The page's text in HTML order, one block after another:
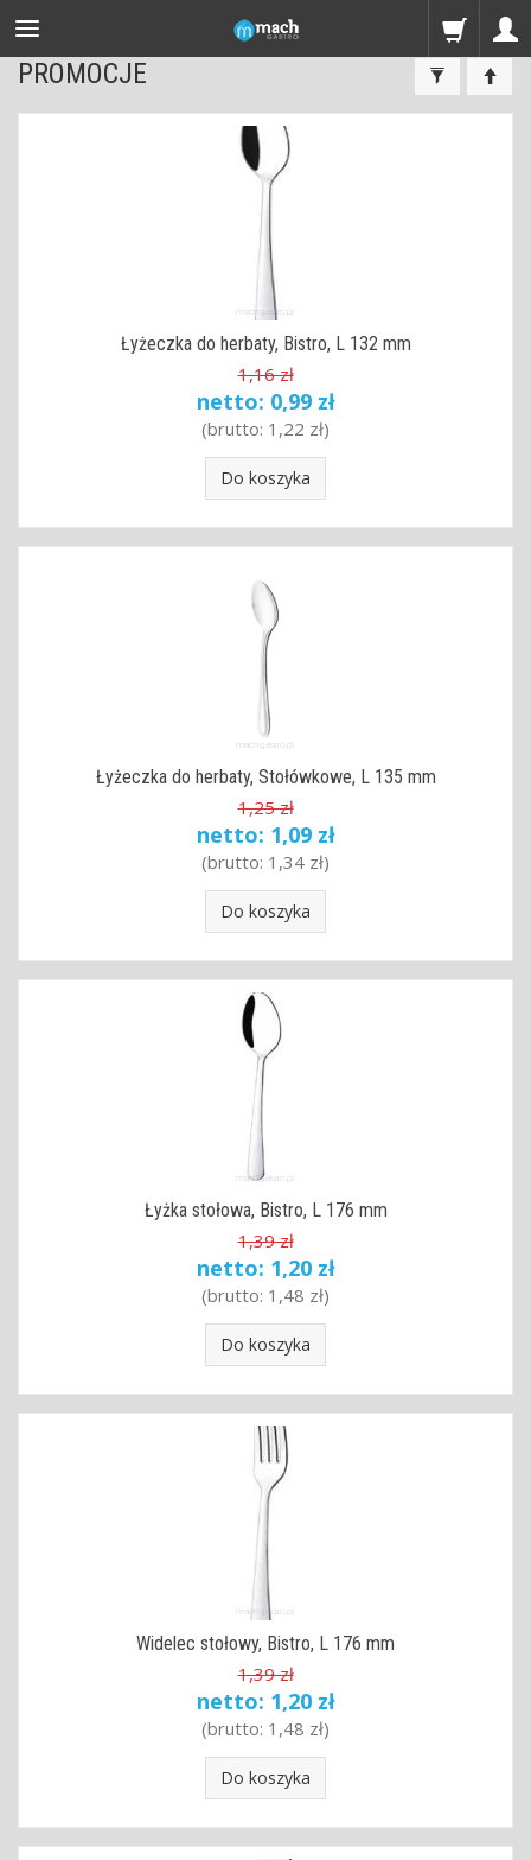
PROMOCJE
Łyżeczka do herbaty, Bistro, L 132 mm
1,16 zł
netto: 0,99 zł
(brutto: 1,22 zł)
Do koszyka
Łyżeczka do herbaty, Stołówkowe, L 135 mm
1,25 zł
netto: 1,09 zł
(brutto: 1,34 zł)
Do koszyka
Łyżka stołowa, Bistro, L 176 mm
1,39 zł
netto: 1,20 zł
(brutto: 1,48 zł)
Do koszyka
Widelec stołowy, Bistro, L 176 mm
1,39 zł
netto: 1,20 zł
(brutto: 1,48 zł)
Do koszyka